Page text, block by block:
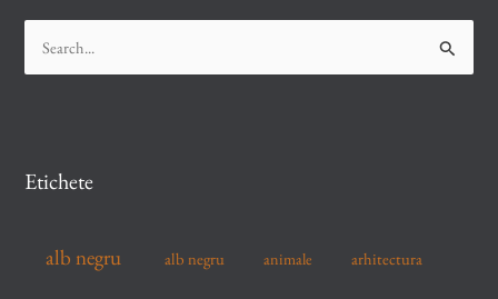
e
h
Etichete
alb negru alb negru animale arhitectura